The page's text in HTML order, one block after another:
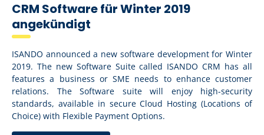
CRM Software für Winter 2019
angekündigt
ISANDO announced a new software development for Winter
2019. The new Software Suite called ISANDO CRM has all
features a business or SME needs to enhance customer
relations. The Software suite will enjoy high-security
standards, available in secure Cloud Hosting (Locations of
Choice) with Flexible Payment Options.